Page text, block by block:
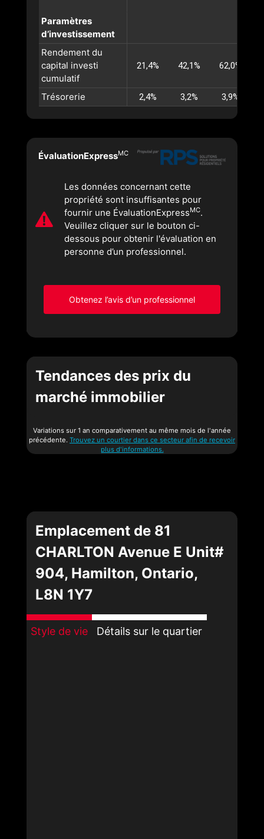
Paramètres
d’investissement
Rendement du
capital investi
cumulatif
21,4% 42,1% 62,0%
Trésorerie 2,4% 3,2% 3,9%
ÉvaluationExpressMC
Les données concernant cette
propriété sont insuffisantes pour
fournir une ÉvaluationExpressMC.
Veuillez cliquer sur le bouton ci-
dessous pour obtenir l'évaluation en
personne d’un professionnel.
Obtenez l’avis d’un professionnel
Tendances des prix du
marché immobilier
Variations sur 1 an comparativement au même mois de l'année
précédente. Trouvez un courtier dans ce secteur afin de recevoir
plus d'informations.
Emplacement de 81
CHARLTON Avenue E Unit#
904, Hamilton, Ontario,
L8N 1Y7
Style de vie Détails sur le quartier